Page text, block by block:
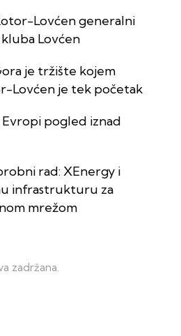
Lovćen generalni
Lovćen
je tržište kojem
Lovćen je tek početak
pogled iznad
rad: XEnergy i
infrastrukturu za
mrežom
zadržana.